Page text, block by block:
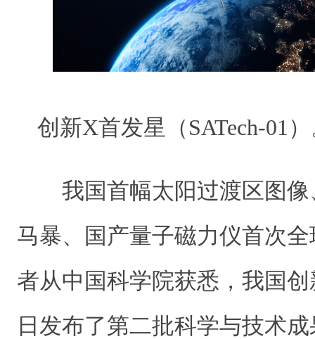
创新X首发星（SATech-01
我国首幅太阳过渡区图像
马暴、国产量子磁力仪首次
者从中国科学院获悉，我国
日发布了第二批科学与技术